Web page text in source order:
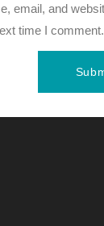
email, and
time I comment.